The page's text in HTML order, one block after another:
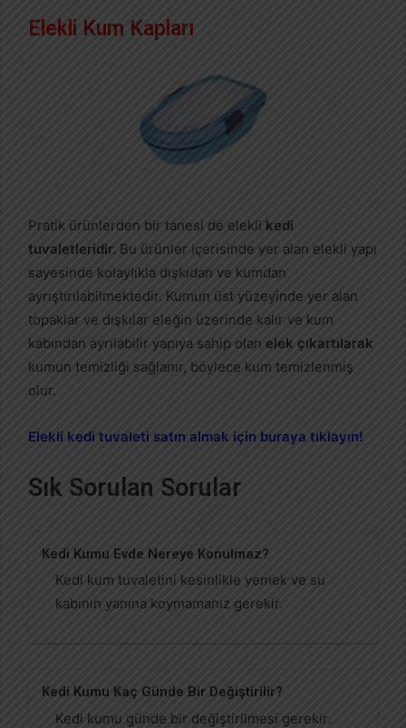
Elekli Kum Kapları
Pratik ürünlerden bir tanesi de elekli kedi
tuvaletleridir. Bu ürünler içerisinde yer alan elekli yapı
sayesinde kolaylıkla dışkıdan ve kumdan
ayrıştırılabilmektedir. Kumun üst yüzeyinde yer alan
topaklar ve dışkılar eleğin üzerinde kalır ve kum
kabından ayrılabilir yapıya sahip olan elek çıkartılarak
kumun temizliği sağlanır, böylece kum temizlenmiş
olur.
Elekli kedi tuvaleti satın almak için buraya tıklayın!
Sık Sorulan Sorular
Kedi Kumu Evde Nereye Konulmaz?
Kedi kum tuvaletini kesinlikle yemek ve su
kabının yanına koymamanız gerekir.
Kedi Kumu Kaç Günde Bir Değiştirilir?
Kedi kumu günde bir değiştirilmesi gerekir.